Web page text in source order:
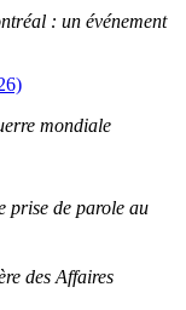
: un événement
mondiale
prise de parole au
des Affaires